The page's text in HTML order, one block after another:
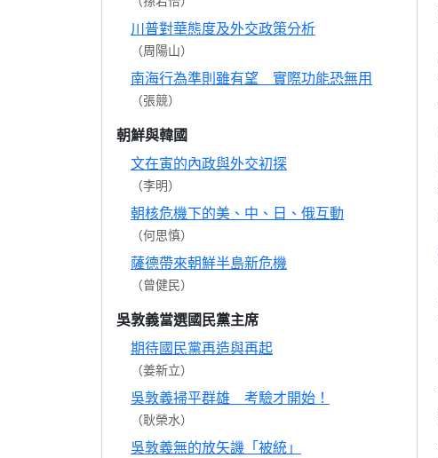
川普對華態度及外交政策分析
（周陽山）
南海行為準則雖有望 實際功能恐無用
（張競）
朝鮮與韓國
文在寅的內政與外交初探
（李明）
朝核危機下的美、中、日、俄互動
（何思慎）
薩德帶來朝鮮半島新危機
（曾健民）
吳敦義當選國民黨主席
期待國民黨再造與再起
（姜新立）
吳敦義掃平群雄 考驗才開始！
（耿榮水）
吳敦義無的放矢譏「被統」